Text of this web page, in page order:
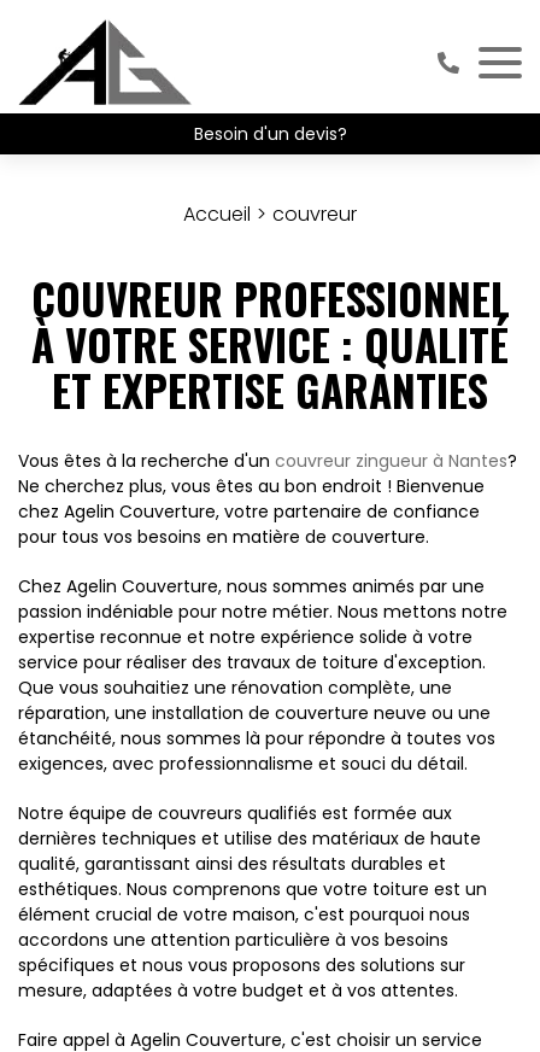
Besoin d'un devis?
Accueil couvreur
COUVREUR PROFESSIONNEL
À VOTRE SERVICE : QUALITÉ
ET EXPERTISE GARANTIES
Vous êtes à la recherche d'un couvreur zingueur à Nantes?
Ne cherchez plus, vous êtes au bon endroit ! Bienvenue
chez Agelin Couverture, votre partenaire de confiance
pour tous vos besoins en matière de couverture.
Chez Agelin Couverture, nous sommes animés par une
passion indéniable pour notre métier. Nous mettons notre
expertise reconnue et notre expérience solide à votre
service pour réaliser des travaux de toiture d'exception.
Que vous souhaitiez une rénovation complète, une
réparation, une installation de couverture neuve ou une
étanchéité, nous sommes là pour répondre à toutes vos
exigences, avec professionnalisme et souci du détail.
Notre équipe de couvreurs qualifiés est formée aux
dernières techniques et utilise des matériaux de haute
qualité, garantissant ainsi des résultats durables et
esthétiques. Nous comprenons que votre toiture est un
élément crucial de votre maison, c'est pourquoi nous
accordons une attention particulière à vos besoins
spécifiques et nous vous proposons des solutions sur
mesure, adaptées à votre budget et à vos attentes.
Faire appel à Agelin Couverture, c'est choisir un service